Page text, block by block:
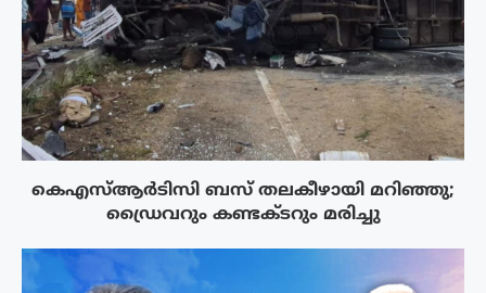
കെഎസ്ആർടിസി ബസ് തലകീഴായി മറിഞ്ഞു;
ഡ്രൈവറും കണ്ടക്ടറും മരിച്ചു